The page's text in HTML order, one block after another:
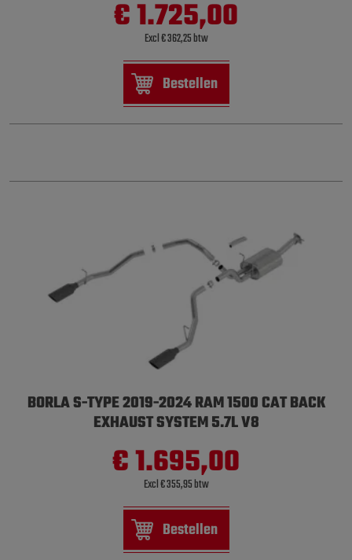
€ 1.725,00
Excl € 362,25 btw
Bestellen
BORLA S-TYPE 2019-2024 RAM 1500 CAT BACK
EXHAUST SYSTEM 5.7L V8
€ 1.695,00
Excl € 355,95 btw
Bestellen